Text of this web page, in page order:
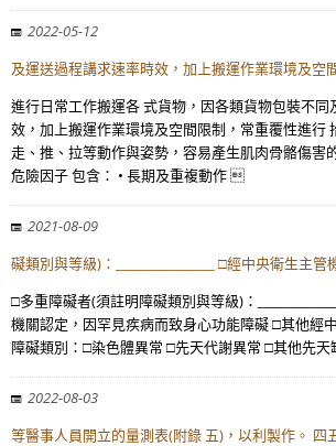
2022-05-12
及運送過程講求速率時效，加上搬運作業環境及空
進行日常工作搬運各 式貨物，因各類貨物包裝不
效，加上搬運作業環境及空間限制，常重覆性進行
走、推、拉等動作與姿勢，容易產生肌肉骨骼傷害
危險因子 包含： • 長期及重複動作 
2021-08-09
礙類別與等級)：_______________ □經中央衛生主管
□多重障礙者(須註明障礙類別與等級)：
機關認定，因罕見疾病而致身心功能障礙 □其他經
障礙類別：□染色體異常 □先天代謝異常 □其他先天
2022-08-03
等醫事人員開立的量測表(附錄 五)，以利製作。 四